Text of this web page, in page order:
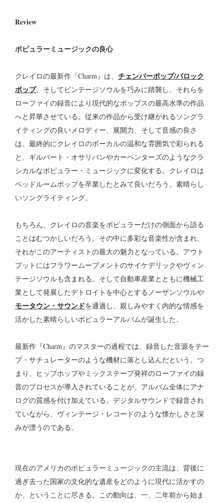
Review
ポピュラーミュージックの良心
クレイロの最新作『Charm』は、 チェンバーポップ/バロック
ポップ、そしてビンテージソウルを巧みに踏襲し、それらを
ローファイの録音により現代的なポップスの最高水準の作品
へと昇華させている。従来の作品から受け継がれるソングラ
イティングの良いメロディー、展開力、そして音感の良さ
は、最終的にクレイロのボーカルの温和な雰囲気で彩られる
と、ギルバート・オサリバンやカーペンターズのようなクラ
シカルなポピュラー・ミュージックに変化する。クレイロは
ベッドルームポップを卒業したとみて良いだろう。素晴らし
いソングライティング。
もちろん、クレイロの音楽をポピュラーだけの側面から語る
ことはむつかしいだろう。その中に多彩な音楽性が含まれ、
それがこのアーティストの最大の魅力となっている。アウト
プットにはフラワームーブメントのサイケデリックやヴィン
テージソウルも含まれる。そして自動車産業とともに機械工
業として発展したデトロイトを中心とするノーザンソウルや
モータウン・サウンドを通過し、親しみやすく内的な情感を
活かした素晴らしいポピュラーアルバムが誕生した。
最新作『Charm』のマスターの過程では、録音した音源をテー
プ・サチュレーターのような機材に落とし込んだという。つ
まり、ヒップホップやミックステープ発祥のローファイの録
音のプロセスが導入されていることが、アルバム全体にアナ
ログの質感を付け加えている。デジタルサウンドで録音され
ていながら、ヴィンテージ・レコードのような懐かしさと深
みが漂うのである。
現在のアメリカのポピュラーミュージックの主流は、背後に
過ぎ去った国家の文化的な遺産をどのように現代に活かすの
か、ということに尽きる。この動向は、一、二年前から始ま